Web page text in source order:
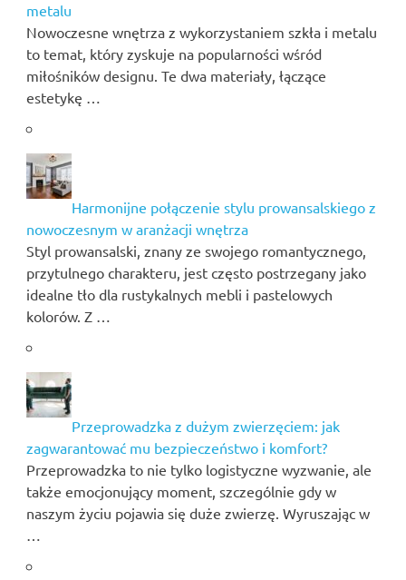
metalu
Nowoczesne wnętrza z wykorzystaniem szkła i metalu
to temat, który zyskuje na popularności wśród
miłośników designu. Te dwa materiały, łączące
estetykę …
Harmonijne połączenie stylu prowansalskiego z
nowoczesnym w aranżacji wnętrza
Styl prowansalski, znany ze swojego romantycznego,
przytulnego charakteru, jest często postrzegany jako
idealne tło dla rustykalnych mebli i pastelowych
kolorów. Z …
Przeprowadzka z dużym zwierzęciem: jak
zagwarantować mu bezpieczeństwo i komfort?
Przeprowadzka to nie tylko logistyczne wyzwanie, ale
także emocjonujący moment, szczególnie gdy w
naszym życiu pojawia się duże zwierzę. Wyruszając w
…